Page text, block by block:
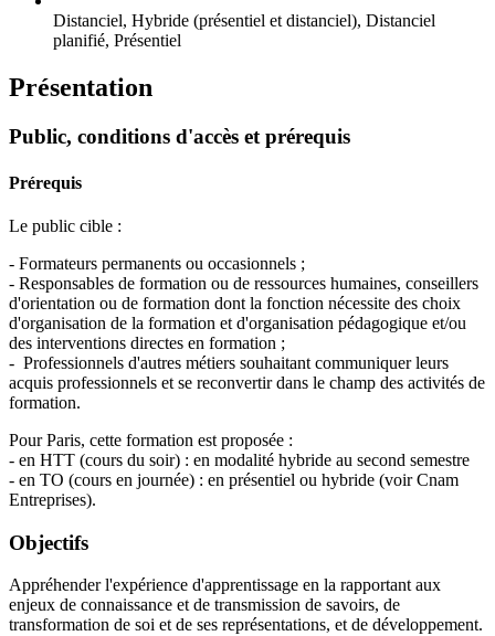
Distanciel, Hybride (présentiel et distanciel), Distanciel
planifié, Présentiel
Présentation
Public, conditions d'accès et prérequis
Prérequis
Le public cible :
- Formateurs permanents ou occasionnels ;
- Responsables de formation ou de ressources humaines, conseillers
d'orientation ou de formation dont la fonction nécessite des choix
d'organisation de la formation et d'organisation pédagogique et/ou
des interventions directes en formation ;
- Professionnels d'autres métiers souhaitant communiquer leurs
acquis professionnels et se reconvertir dans le champ des activités de
formation.
Pour Paris, cette formation est proposée :
- en HTT (cours du soir) : en modalité hybride au second semestre
- en TO (cours en journée) : en présentiel ou hybride (voir Cnam
Entreprises).
Objectifs
Appréhender l'expérience d'apprentissage en la rapportant aux
enjeux de connaissance et de transmission de savoirs, de
transformation de soi et de ses représentations, et de développement.